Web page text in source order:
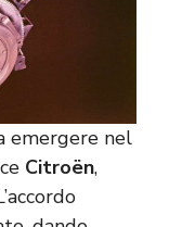
emergere nel
Citroën,